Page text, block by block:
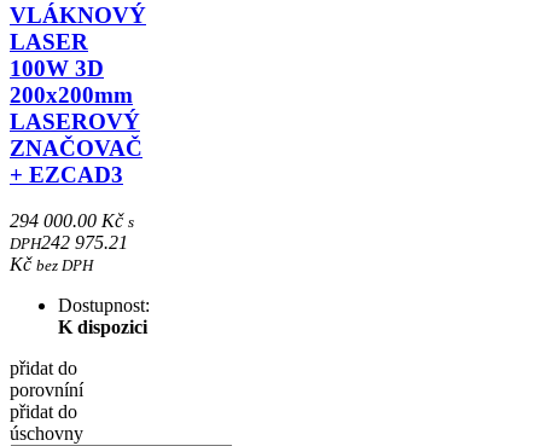
VLÁKNOVÝ
LASER
100W 3D
200x200mm
LASEROVÝ
ZNAČOVAČ
+ EZCAD3
294 000.00 Kč s
DPH242 975.21
Kč bez DPH
Dostupnost:
K dispozici
přidat do
porovníní
přidat do
úschovny